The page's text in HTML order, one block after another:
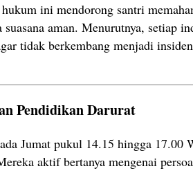
ini mendorong santri
suasana aman. Menurutnya, setiap
tidak berkembang menjadi
Pendidikan Darurat
Jumat pukul 14.15 hingga 17.00
aktif bertanya mengenai